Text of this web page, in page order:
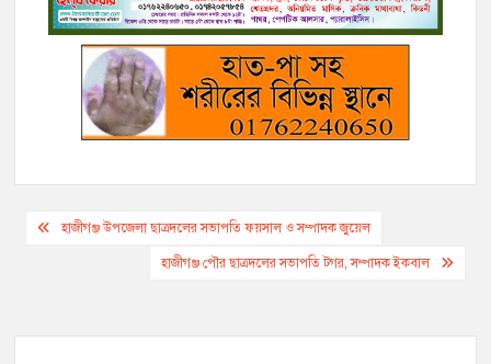
k k
e
r
m p
Post
navigation
হাজীগঞ্জ উপজেলা ছাত্রদলের সভাপতি ফয়সাল ও সম্পাদক জুয়েল
হাজীগঞ্জ পৌর ছাত্রদলের সভাপতি টগর, সম্পাদক ইকবাল